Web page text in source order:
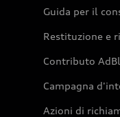
Guida per il
Restituzione e
Contributo
Campagna
Azioni di